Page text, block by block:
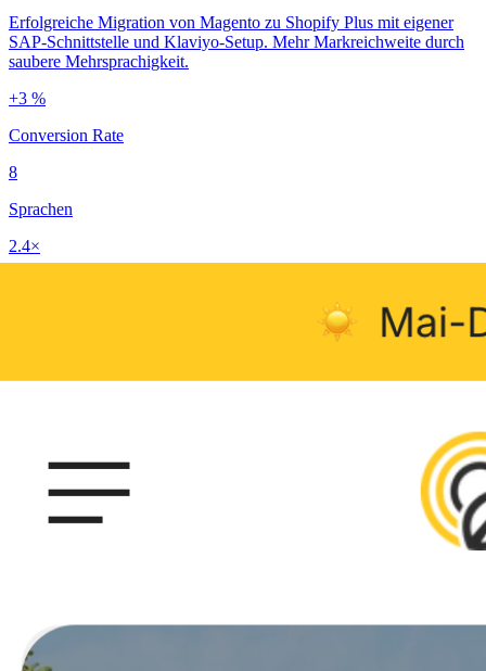
Erfolgreiche Migration von Magento zu Shopify Plus mit eigener
SAP-Schnittstelle und Klaviyo-Setup. Mehr Markreichweite durch
saubere Mehrsprachigkeit.
+3 %
Conversion Rate
8
Sprachen
2.4×